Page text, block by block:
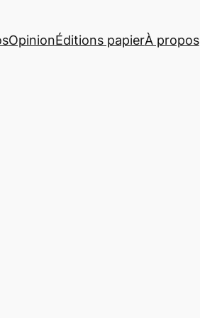
OpinionÉditions papierÀ propos